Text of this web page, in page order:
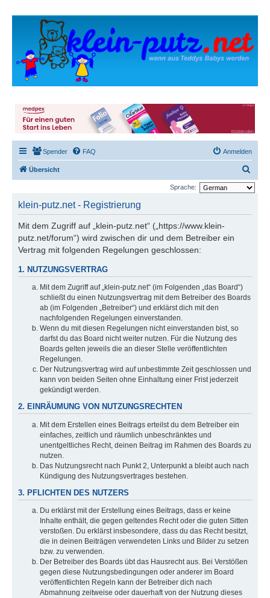
Spender FAQ Anmelden
Übersicht
u
Sprache:
klein-putz.net - Registrierung
Mit dem Zugriff auf „klein-putz.net“ („https://www.klein-
putz.net/forum“) wird zwischen dir und dem Betreiber ein
Vertrag mit folgenden Regelungen geschlossen:
1. NUTZUNGSVERTRAG
Mit dem Zugriff auf „klein-putz.net“ (im Folgenden „das Board“)
schließt du einen Nutzungsvertrag mit dem Betreiber des Boards
ab (im Folgenden „Betreiber“) und erklärst dich mit den
nachfolgenden Regelungen einverstanden.
Wenn du mit diesen Regelungen nicht einverstanden bist, so
darfst du das Board nicht weiter nutzen. Für die Nutzung des
Boards gelten jeweils die an dieser Stelle veröffentlichten
Regelungen.
Der Nutzungsvertrag wird auf unbestimmte Zeit geschlossen und
kann von beiden Seiten ohne Einhaltung einer Frist jederzeit
gekündigt werden.
2. EINRÄUMUNG VON NUTZUNGSRECHTEN
Mit dem Erstellen eines Beitrags erteilst du dem Betreiber ein
einfaches, zeitlich und räumlich unbeschränktes und
unentgeltliches Recht, deinen Beitrag im Rahmen des Boards zu
nutzen.
Das Nutzungsrecht nach Punkt 2, Unterpunkt a bleibt auch nach
Kündigung des Nutzungsvertrages bestehen.
3. PFLICHTEN DES NUTZERS
Du erklärst mit der Erstellung eines Beitrags, dass er keine
Inhalte enthält, die gegen geltendes Recht oder die guten Sitten
verstoßen. Du erklärst insbesondere, dass du das Recht besitzt,
die in deinen Beiträgen verwendeten Links und Bilder zu setzen
bzw. zu verwenden.
Der Betreiber des Boards übt das Hausrecht aus. Bei Verstößen
gegen diese Nutzungsbedingungen oder anderer im Board
veröffentlichten Regeln kann der Betreiber dich nach
Abmahnung zeitweise oder dauerhaft von der Nutzung dieses